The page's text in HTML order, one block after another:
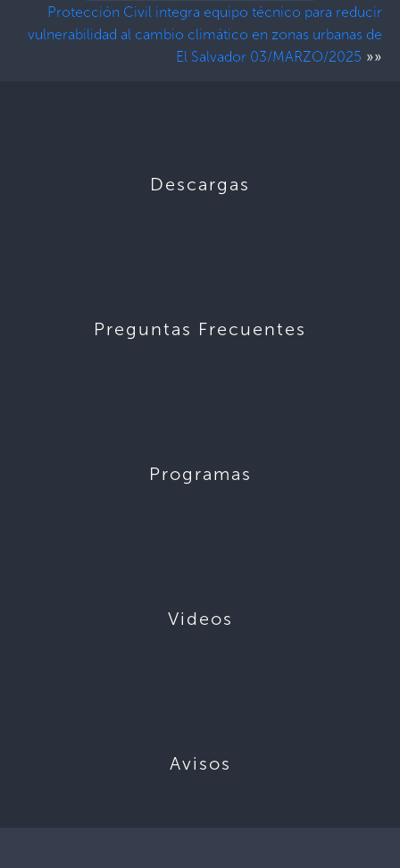
Protección Civil integra equipo técnico para reducir
vulnerabilidad al cambio climático en zonas urbanas de
El Salvador 03/MARZO/2025 »»
Descargas
Preguntas Frecuentes
Programas
Videos
Avisos